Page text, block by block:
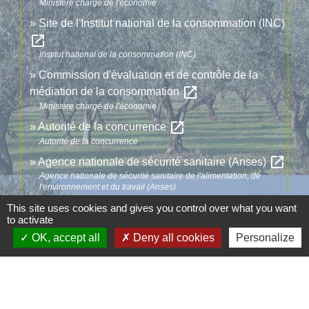
Ministère chargé de l'économie
Site de l'Institut national de la consommation (INC)
open_in_new
Institut national de la consommation (INC)
Commission d'évaluation et de contrôle de la
médiation de la consommationopen_in_new
Ministère chargé de l'économie
Autorité de la concurrenceopen_in_new
Autorité de la concurrence
Agence nationale de sécurité sanitaire (Anses)open_in_new
Agence nationale de sécurité sanitaire de l'alimentation, de
l'environnement et du travail (Anses)
Qu'est-ce que l'action de groupe ? open_in_new
Ministère chargé de l'économie
This site uses cookies and gives you control over what you want
to activate
OK, accept all
Deny all cookies Personalize